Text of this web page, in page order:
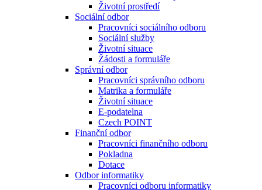
Životní prostředí
Sociální odbor
Pracovníci sociálního odboru
Sociální služby
Životní situace
Žádosti a formuláře
Správní odbor
Pracovníci správního odboru
Matrika a formuláře
Životní situace
E-podatelna
Czech POINT
Finanční odbor
Pracovníci finančního odboru
Pokladna
Dotace
Odbor informatiky
Pracovníci odboru informatiky